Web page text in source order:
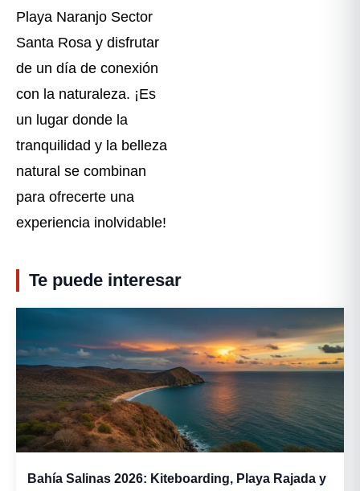
Playa Naranjo Sector
Santa Rosa y disfrutar
de un día de conexión
con la naturaleza. ¡Es
un lugar donde la
tranquilidad y la belleza
natural se combinan
para ofrecerte una
experiencia inolvidable!
Te puede interesar
Bahía Salinas 2026: Kiteboarding, Playa Rajada y